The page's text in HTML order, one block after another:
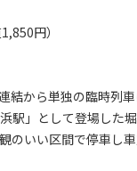
円）
から単独の臨時列
駅」として登場した
いい区間で停車し車